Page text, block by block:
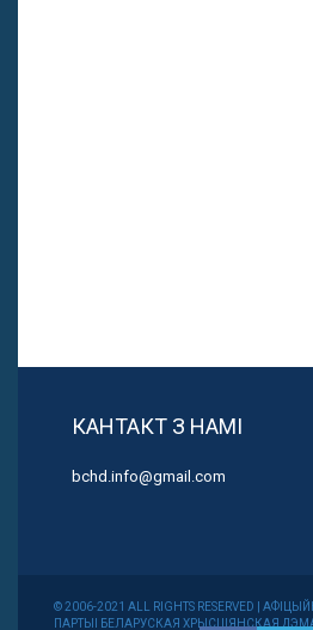
КАНТАКТ З НАМІ
bchd.info@gmail.com
© 2006-2021 ALL RIGHTS RESERVED |
ПАРТЫІ БЕЛАРУСКАЯ ХРЫСЦІЯНСКАЯ